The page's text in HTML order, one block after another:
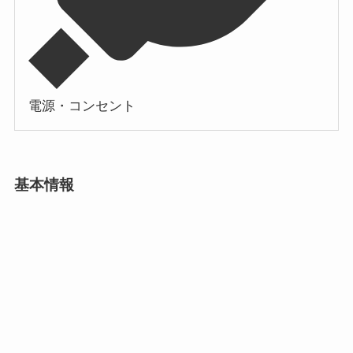
電源・コンセント
基本情報